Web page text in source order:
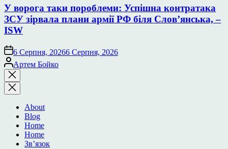
У ворога таки пороблеми: Успішна контратака
ЗСУ зірвала плани армії РФ біля Слов’янська, –
ISW
6 Серпня, 20266 Серпня, 2026
Опубліковано
Артем Бойко
Закрити
пошук
About
Blog
Home
Home
Зв’язок